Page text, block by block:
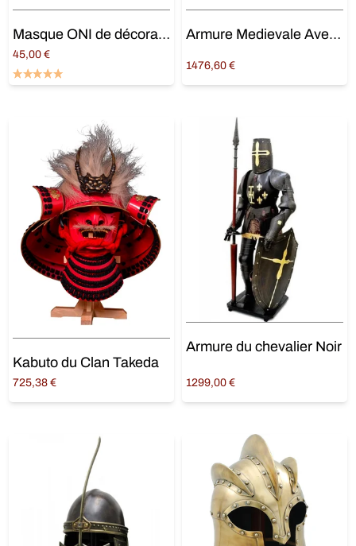
Masque ONI de décoration
45,00 €
Choix des options
Armure Medievale Avec Support
1476,60 €
Lire la suite
Kabuto du Clan Takeda
725,38 €
Lire la suite
Armure du chevalier Noir
1299,00 €
Ajouter au panier